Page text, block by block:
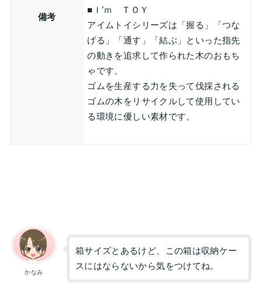
備考
■Ｉ’ｍ ＴＯＹ
アイムトイシリーズは「握る」「つな
げる」「通す」「結ぶ」といった指先
の動きを追求して作られた木のおもち
ゃです。
ゴムを生産する力を失って伐採される
ゴムの木をリサイクルして使用してい
る環境に優しい素材です。
かなみ
箱サイズとあるけど、この箱は収納ケー
スにはならないから気をつけてね。